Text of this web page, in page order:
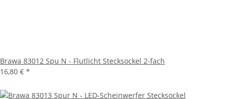
Brawa 83012 Spu N - Flutlicht Stecksockel 2-fach
16,80 € *